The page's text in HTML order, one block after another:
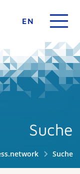
EN
Suche
Suche